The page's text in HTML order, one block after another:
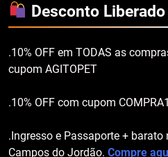
Desconto Liberado
.10% OFF em TODAS as
cupom AGITOPET
.10% OFF com cupom
.Ingresso e Passaporte + barato
Campos do Jordão. Compre